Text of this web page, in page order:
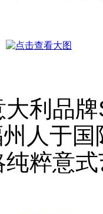
利品
人于
粹意